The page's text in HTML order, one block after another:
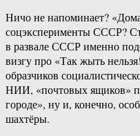
Ничо не напоминает?
соцэксперименты СССР?
в развале СССР именно
визгу про «Так жыть
образчиков
НИИ, «почтовых ящиков»
городе», ну и, конечно,
шахтёры.